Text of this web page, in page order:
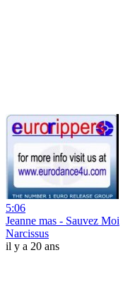
5:06
Jeanne mas - Sauvez Moi
Narcissus
il y a 20 ans